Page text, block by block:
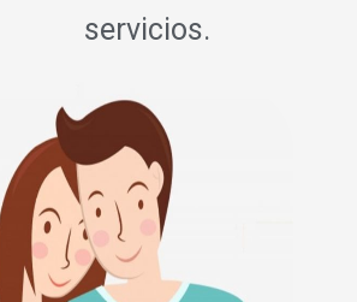
servicios.